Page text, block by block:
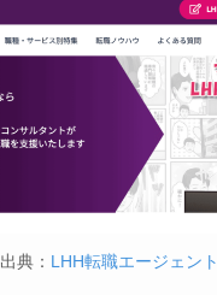
出典： LHH転職エージェント